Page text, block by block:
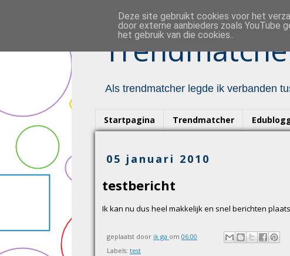
Als trendmatcher legde ik verbanden
Startpagina Trendmatcher
05 januari 2010
testbericht
Ik kan nu dus heel makkelijk en snel berichten
geplaatst door ik ga om 06:00
Labels: test
Deze site gebruikt cookies voor het
door externe aanbieders zoals
het gebruik van die cookies..